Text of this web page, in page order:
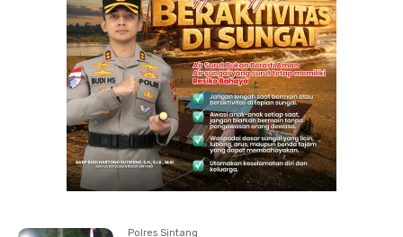
Polres Sintang